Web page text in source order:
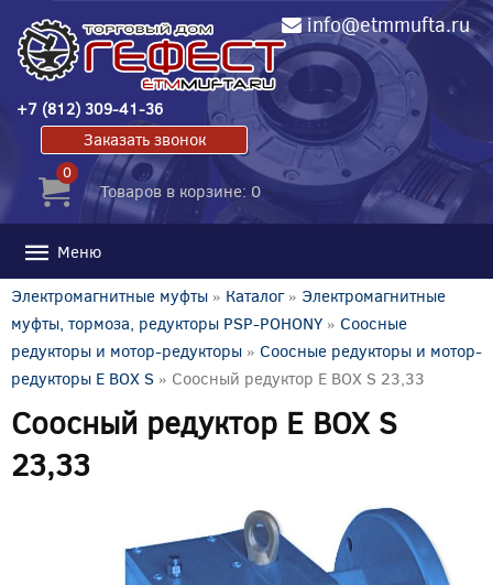
info@etmmufta.ru
+7 (812) 309-41-36
Заказать звонок
0
Товаров в корзине: 0
Меню
Электромагнитные муфты » Каталог» Электромагнитные
муфты, тормоза, редукторы PSP-POHONY » Соосные
редукторы и мотор-редукторы » Соосные редукторы и мотор-
редукторы E BOX S » Соосный редуктор E BOX S 23,33
Соосный редуктор E BOX S
23,33